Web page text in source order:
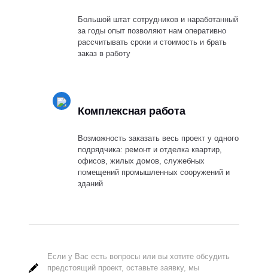
Большой штат сотрудников и наработанный
за годы опыт позволяют нам оперативно
рассчитывать сроки и стоимость и брать
заказ в работу
Комплексная работа
Возможность заказать весь проект у одного
подрядчика: ремонт и отделка квартир,
офисов, жилых домов, служебных
помещений промышленных сооружений и
зданий
Если у Вас есть вопросы или вы хотите обсудить
предстоящий проект, оставьте заявку, мы